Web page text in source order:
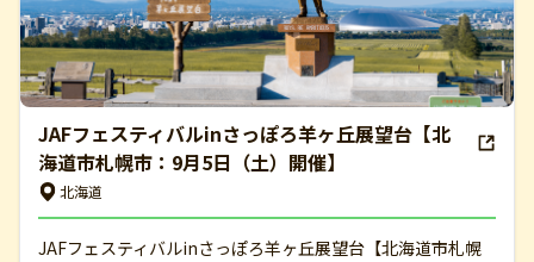
JAFフェスティバルinさっぽろ羊ヶ丘展望台【北
海道市札幌市：9月5日（土）開催】
北海道
JAFフェスティバルinさっぽろ羊ヶ丘展望台【北海道市札幌